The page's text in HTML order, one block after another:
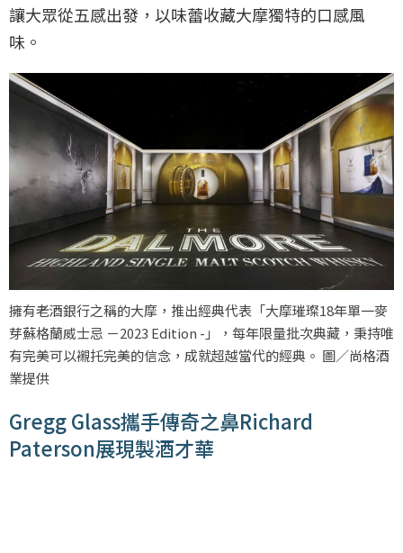
讓大眾從五感出發，以味蕾收藏大摩獨特的口感風
味。
擁有老酒銀行之稱的大摩，推出經典代表「大摩璀璨18年單一麥
芽蘇格蘭威士忌 －2023 Edition -」，每年限量批次典藏，秉持唯
有完美可以襯托完美的信念，成就超越當代的經典。 圖／尚格酒
業提供
Gregg Glass攜手傳奇之鼻Richard
Paterson展現製酒才華